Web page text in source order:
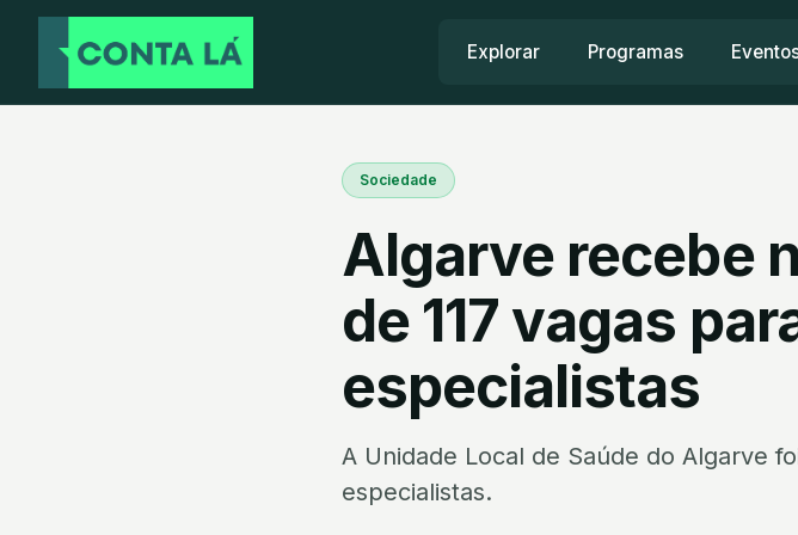
Explorar Programas
Sociedade
Algarve recebe
de 117 vagas
especialistas
A Unidade Local de Saúde do Algarve
especialistas.